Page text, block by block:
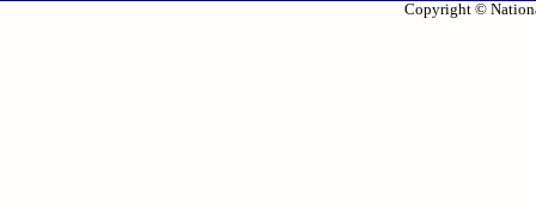
Copyright ©